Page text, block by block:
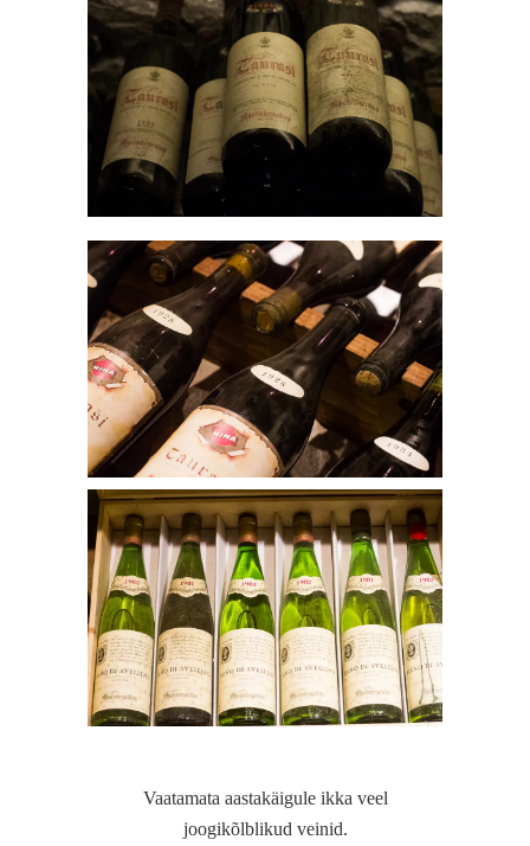
Vaatamata aastakäigule ikka veel
joogikõlblikud veinid.